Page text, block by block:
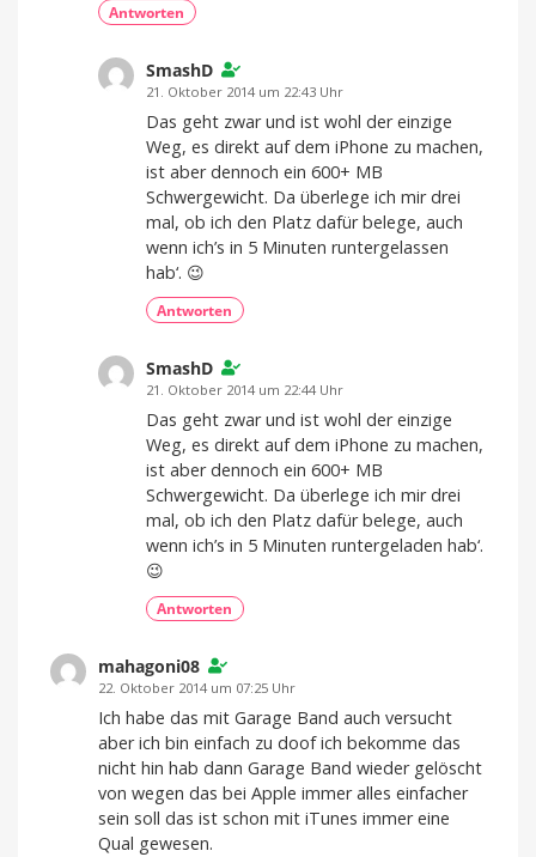
Antworten
SmashD
21. Oktober 2014 um 22:43 Uhr
Das geht zwar und ist wohl der einzige
Weg, es direkt auf dem iPhone zu machen,
ist aber dennoch ein 600+ MB
Schwergewicht. Da überlege ich mir drei
mal, ob ich den Platz dafür belege, auch
wenn ich’s in 5 Minuten runtergelassen
hab‘. 😉
Antworten
SmashD
21. Oktober 2014 um 22:44 Uhr
Das geht zwar und ist wohl der einzige
Weg, es direkt auf dem iPhone zu machen,
ist aber dennoch ein 600+ MB
Schwergewicht. Da überlege ich mir drei
mal, ob ich den Platz dafür belege, auch
wenn ich’s in 5 Minuten runtergeladen hab‘.
😉
Antworten
mahagoni08
22. Oktober 2014 um 07:25 Uhr
Ich habe das mit Garage Band auch versucht
aber ich bin einfach zu doof ich bekomme das
nicht hin hab dann Garage Band wieder gelöscht
von wegen das bei Apple immer alles einfacher
sein soll das ist schon mit iTunes immer eine
Qual gewesen.